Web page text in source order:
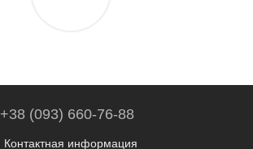
+38 (093) 660-76-88
Контактная информация